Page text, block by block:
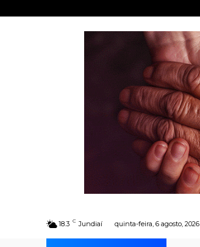
18.3 C Jundiaí quinta-feira, 6 agosto, 2026